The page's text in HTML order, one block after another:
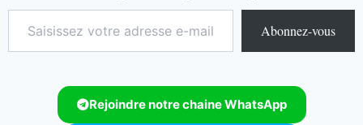
Abonnez-vous
Rejoindre notre chaine WhatsApp